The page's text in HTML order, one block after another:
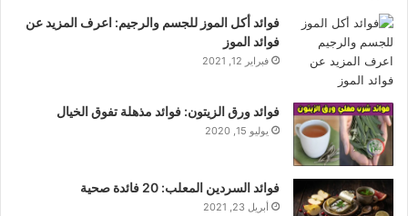
فوائد أكل الموز للجسم والرجيم: اعرف المزيد عن
فوائد الموز
فبراير 12, 2021
فوائد ورق الزيتون: فوائد مذهلة تفوق الخيال
يوليو 15, 2020
فوائد السردين المعلب: 20 فائدة صحية
أبريل 23, 2021